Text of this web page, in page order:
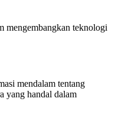
mengembangkan teknologi
mendalam tentang
yang handal dalam